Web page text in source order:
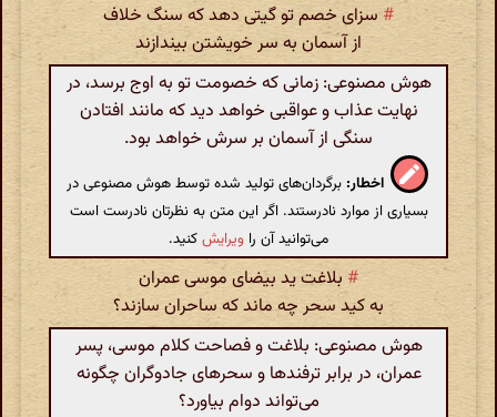
# سزای خصم تو گیتی دهد که سنگ خلاف
از آسمان به سر خویشتن بیندازند
هوش مصنوعی: زمانی که خصومت تو به اوج برسد، در
نهایت عذاب و عواقبی خواهد دید که مانند افتادن
سنگی از آسمان بر سرش خواهد بود.
اخطار: برگردان‌های تولید شده توسط هوش مصنوعی در
بسیاری از موارد نادرستند. اگر این متن به نظرتان نادرست است
می‌توانید آن را ویرایشکنید.
# بلاغت ید بیضای موسی عمران
به کید سحر چه ماند که ساحران سازند؟
هوش مصنوعی: بلاغت و فصاحت کلام موسی، پسر
عمران، در برابر ترفندها و سحرهای جادوگران چگونه
می‌تواند دوام بیاورد؟